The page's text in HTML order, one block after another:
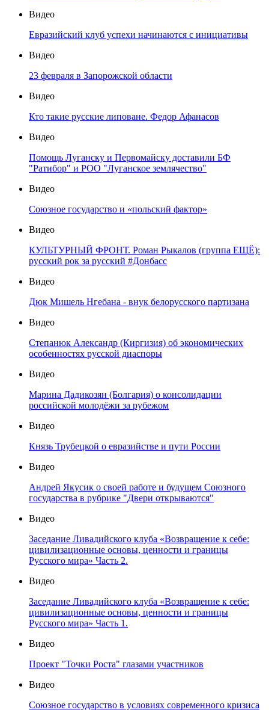
Видео
Евразийский клуб успехи начинаются с инициативы
Видео
23 февраля в Запорожской области
Видео
Кто такие русские липоване. Федор Афанасов
Видео
Помощь Луганску и Первомайску доставили БФ
"Ратибор" и РОО "Луганское землячество"
Видео
Союзное государство и «польский фактор»
Видео
КУЛЬТУРНЫЙ ФРОНТ. Роман Рыкалов (группа ЕЩЁ):
русский рок за русский #Донбасс
Видео
Дюк Мишель Нгебана - внук белорусского партизана
Видео
Степанюк Александр (Киргизия) об экономических
особенностях русской диаспоры
Видео
Марина Дадикозян (Болгария) о консолидации
российской молодёжи за рубежом
Видео
Князь Трубецкой о евразийстве и пути России
Видео
Андрей Якусик о своей работе и будущем Союзного
государства в рубрике "Двери открываются"
Видео
Заседание Ливадийского клуба «Возвращение к себе:
цивилизационные основы, ценности и границы
Русского мира» Часть 2.
Видео
Заседание Ливадийского клуба «Возвращение к себе:
цивилизационные основы, ценности и границы
Русского мира» Часть 1.
Видео
Проект "Точки Роста" глазами участников
Видео
Союзное государство в условиях современного кризиса